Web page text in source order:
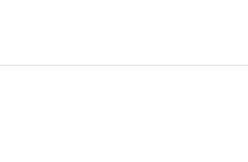
més profund de les històries i
reflectit de sobres amb
(molt bones les
directe i un eufòric repartiment
espectacle que potser pot